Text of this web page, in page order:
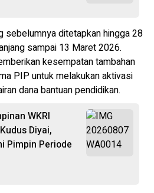
sebelumnya ditetapkan hingga 28
sampai 13 Maret 2026.
kesempatan tambahan
PIP untuk melakukan aktivasi
dana bantuan pendidikan.
WKRI
Diyai,
Pimpin Periode